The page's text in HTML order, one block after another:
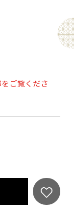
ビーフカレー
カレー」を
ドな味わい
ん、カレー
アレンジが
）】
ア産）、野菜
ご覧くださ